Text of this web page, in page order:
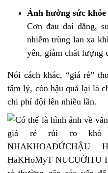
Ảnh hưởng sức
Cơn đau dai dẳng,
nhiễm trùng lan xa
yên, giảm chất lượng
Nói cách khác, “giá rẻ”
tâm lý, còn hậu quả lại là
chi phí đội lên nhiều lần.